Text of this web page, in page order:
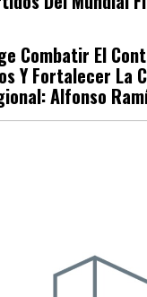
Combatir El
Y Fortalecer La
Alfonso